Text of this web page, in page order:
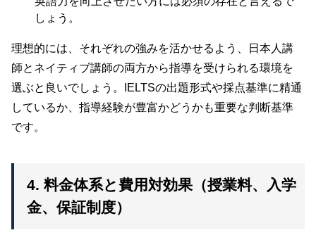
しょう。
理想的には、それぞれの強みを活かせるよう、日本人講
師とネイティブ講師の両方から指導を受けられる環境を
選ぶと良いでしょう。IELTSの出題形式や採点基準に精通
しているか、指導経験が豊富かどうかも重要な判断基準
です。
4. 料金体系と費用対効果（授業料、入学
金、保証制度）